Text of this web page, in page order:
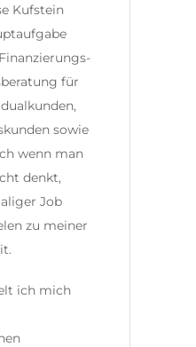
Kufstein
für
sowie
wenn man
denkt,
Job
zu meiner
ich mich